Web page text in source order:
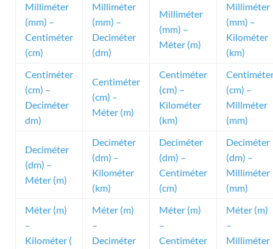
Milliméter
(mm) –
Centiméter
(cm)
Milliméter
(mm) –
Deciméter
(dm)
Milliméter
(mm) –
Méter (m)
Milliméter
(mm) –
Kilométer
(km)
Centiméter
(cm) –
Deciméter
dm)
Centiméter
(cm) –
Méter (m)
Centiméter
(cm) –
Kilométer
(km)
(cm) –
Millméter
(mm)
Deciméter
(dm) –
Méter (m)
Deciméter
(dm) –
Kilométer
(km)
Deciméter
(dm) –
Centiméter
(cm)
Deciméter
(dm) –
Milliméter
(mm)
Méter (m)
–
Kilométer (
Méter (m)
–
Deciméter
Méter (m)
–
Centiméter
Méter (m)
–
Milliméter